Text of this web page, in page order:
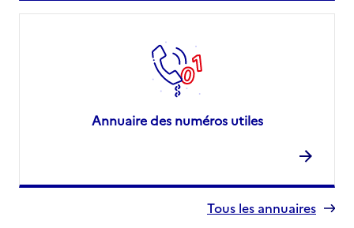
Annuaire des numéros utiles
Tous les annuaires